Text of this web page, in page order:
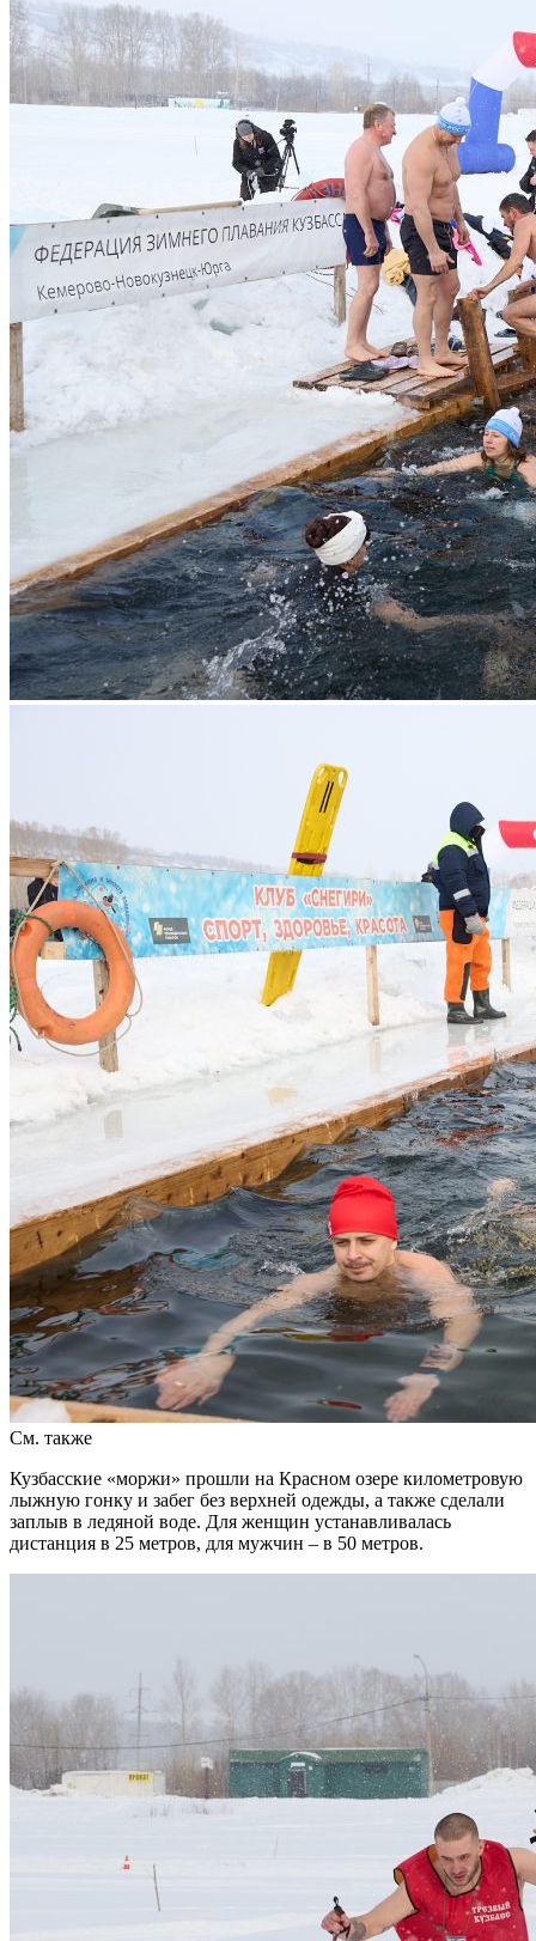
См. также
Кузбасские «моржи» прошли на Красном озере километровую
лыжную гонку и забег без верхней одежды, а также сделали
заплыв в ледяной воде. Для женщин устанавливалась
дистанция в 25 метров, для мужчин – в 50 метров.